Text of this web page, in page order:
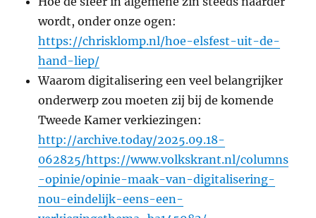
wordt, onder onze ogen:
https://chrisklomp.nl/hoe-elsfest-uit-de-
hand-liep/
Waarom digitalisering een veel belangrijker
onderwerp zou moeten zij bij de komende
Tweede Kamer verkiezingen:
http://archive.today/2025.09.18-
062825/https://www.volkskrant.nl/columns
-opinie/opinie-maak-van-digitalisering-
nou-eindelijk-eens-een-